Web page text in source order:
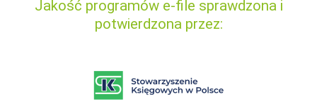
Jakość programów e-file sprawdzona i
potwierdzona przez: